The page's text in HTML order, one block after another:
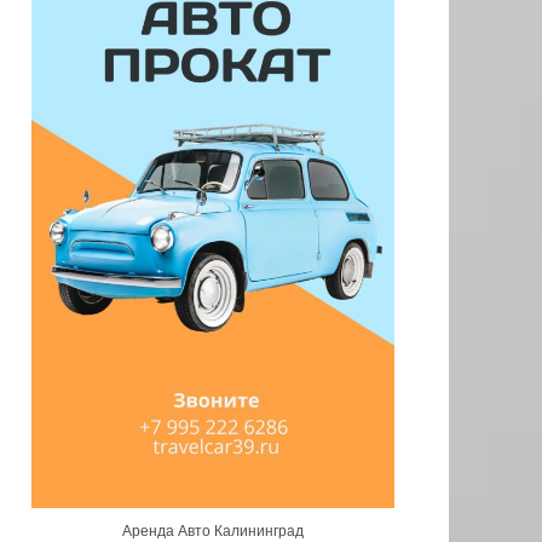
Аренда Авто Калининград